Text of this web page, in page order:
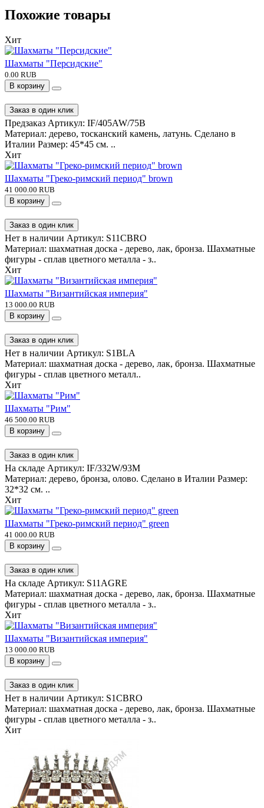
Похожие товары
Хит
Шахматы "Персидские"
0.00 RUB
В корзину
Заказ в один клик
Предзаказ Артикул: IF/405AW/75B
Материал: дерево, тосканский камень, латунь. Сделано в
Италии Размер: 45*45 см. ..
Хит
Шахматы "Греко-римский период" brown
41 000.00 RUB
В корзину
Заказ в один клик
Нет в наличии Артикул: S11CBRO
Материал: шахматная доска - дерево, лак, бронза. Шахматные
фигуры - сплав цветного металла - з..
Хит
Шахматы "Византийская империя"
13 000.00 RUB
В корзину
Заказ в один клик
Нет в наличии Артикул: S1BLA
Материал: шахматная доска - дерево, лак, бронза. Шахматные
фигуры - сплав цветного металл..
Хит
Шахматы "Рим"
46 500.00 RUB
В корзину
Заказ в один клик
На складе Артикул: IF/332W/93M
Материал: дерево, бронза, олово. Сделано в Италии Размер:
32*32 см. ..
Хит
Шахматы "Греко-римский период" green
41 000.00 RUB
В корзину
Заказ в один клик
На складе Артикул: S11AGRE
Материал: шахматная доска - дерево, лак, бронза. Шахматные
фигуры - сплав цветного металла - з..
Хит
Шахматы "Византийская империя"
13 000.00 RUB
В корзину
Заказ в один клик
Нет в наличии Артикул: S1CBRO
Материал: шахматная доска - дерево, лак, бронза. Шахматные
фигуры - сплав цветного металла - з..
Хит